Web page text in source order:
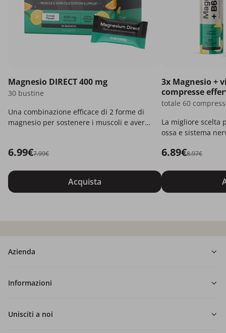
Magnesio DIRECT 400 mg
30 bustine
Una combinazione efficace di 2 forme di
magnesio per sostenere i muscoli e avere
6.99€7.99€
Acquista
3x Magnesio +
compresse
totale 60
La migliore scelta
ossa e sistema
6.89€8.97€
Azienda
Informazioni
Unisciti a noi